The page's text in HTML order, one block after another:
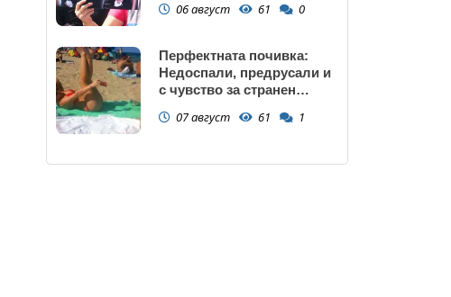
06 август 61 0
Перфектната почивка:
Недоспали, предрусали и
с чувство за странен
07 август 61 1